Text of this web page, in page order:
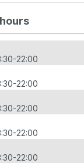
22:00
22:00
22:00
22:00
22:00